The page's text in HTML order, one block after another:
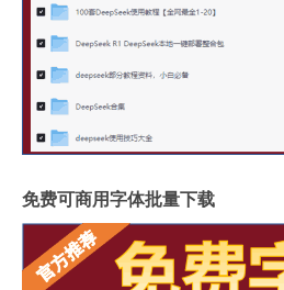
免费可商用字体批量下载